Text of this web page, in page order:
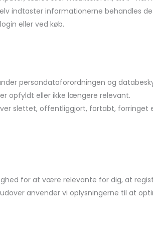
indtaster informationerne behandles
eller ved køb.
persondataforordningen og
opfyldt eller ikke længere relevant.
slettet, offentliggjort, fortabt, forringet
for at være relevante for dig, at
anvender vi oplysningerne til at